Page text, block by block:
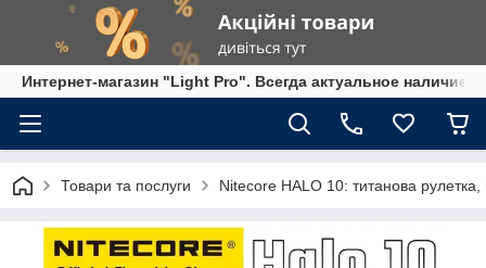
Интернет-магазин "Light Pro". Всегда актуальное
Товари та послуги Nitecore HALO 10: титанова рулетка,